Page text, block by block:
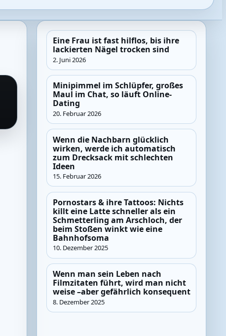
Eine Frau ist fast hilflos, bis ihre
lackierten Nägel trocken sind
2. Juni 2026
Minipimmel im Schlüpfer, großes
Maul im Chat, so läuft Online-
Dating
20. Februar 2026
Wenn die Nachbarn glücklich
wirken, werde ich automatisch
zum Drecksack mit schlechten
Ideen
15. Februar 2026
Pornostars & ihre Tattoos: Nichts
killt eine Latte schneller als ein
Schmetterling am Arschloch, der
beim Stoßen winkt wie eine
Bahnhofsoma
10. Dezember 2025
Wenn man sein Leben nach
Filmzitaten führt, wird man nicht
weise –aber gefährlich konsequent
8. Dezember 2025